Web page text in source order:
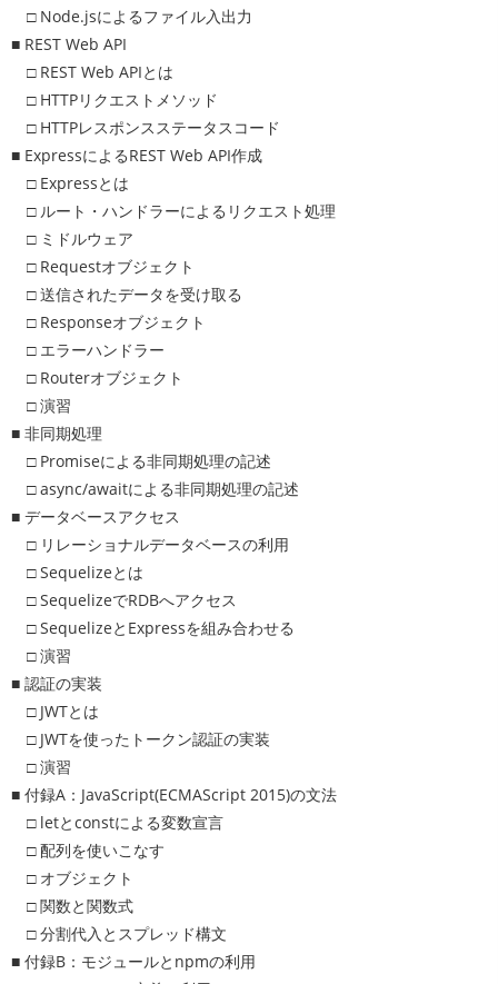
□ Node.jsによるファイル入出力
■ REST Web API
□ REST Web APIとは
□ HTTPリクエストメソッド
□ HTTPレスポンスステータスコード
■ ExpressによるREST Web API作成
□ Expressとは
□ ルート・ハンドラーによるリクエスト処理
□ ミドルウェア
□ Requestオブジェクト
□ 送信されたデータを受け取る
□ Responseオブジェクト
□ エラーハンドラー
□ Routerオブジェクト
□ 演習
■ 非同期処理
□ Promiseによる非同期処理の記述
□ async/awaitによる非同期処理の記述
■ データベースアクセス
□ リレーショナルデータベースの利用
□ Sequelizeとは
□ SequelizeでRDBへアクセス
□ SequelizeとExpressを組み合わせる
□ 演習
■ 認証の実装
□ JWTとは
□ JWTを使ったトークン認証の実装
□ 演習
■ 付録A：JavaScript(ECMAScript 2015)の文法
□ letとconstによる変数宣言
□ 配列を使いこなす
□ オブジェクト
□ 関数と関数式
□ 分割代入とスプレッド構文
■ 付録B：モジュールとnpmの利用